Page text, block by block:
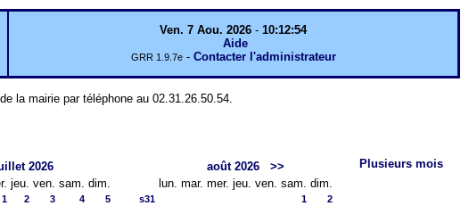
Ven. 7 Aou. 2026 - 10:12:54
Aide
GRR 1.9.7e- Contacter l'administrateur
la mairie par téléphone au 02.31.26.50.54.
2026
jeu. ven. sam. dim.
1 2 3 4
5
août 2026
>>
lun. mar. mer. jeu. ven. sam. dim.
s31 1
2
Plusieurs mois